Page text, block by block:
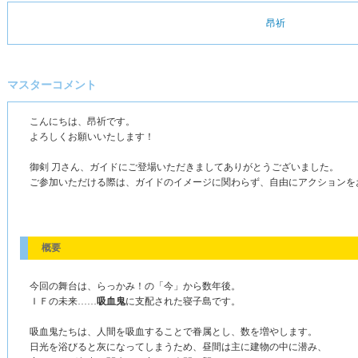
昂祈
マスターコメント
こんにちは、昂祈です。
よろしくお願いいたします！
御剣 刀さん、ガイドにご登場いただきましてありがとうございました。
ご参加いただける際は、ガイドのイメージに関わらず、自由にアクションを
概要
今回の舞台は、らっかみ！の「今」から数年後。
ＩＦの未来……吸血鬼に支配された寝子島です。
吸血鬼たちは、人間を吸血することで眷属とし、数を増やします。
日光を浴びると灰になってしまうため、昼間は主に建物の中に潜み、